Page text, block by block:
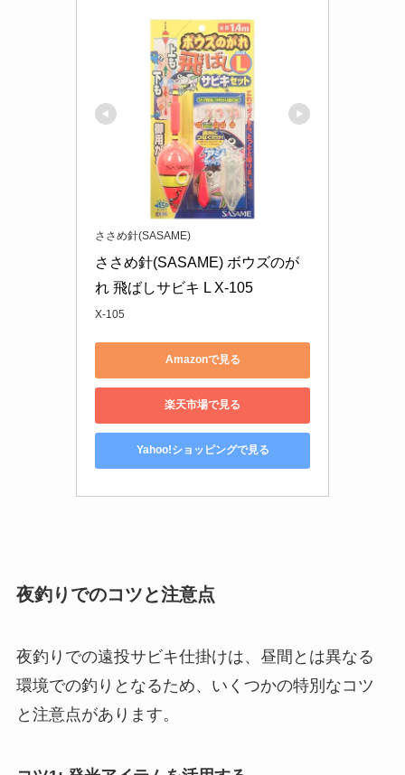
ささめ針(SASAME)
ささめ針(SASAME) ボウズのが
れ 飛ばしサビキ L X-105
X-105
Amazonで見る
楽天市場で見る
Yahoo!ショッピングで見る
夜釣りでのコツと注意点
夜釣りでの遠投サビキ仕掛けは、昼間とは異なる
環境での釣りとなるため、いくつかの特別なコツ
と注意点があります。